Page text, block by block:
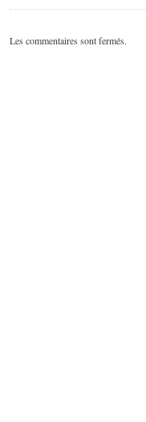
Les commentaires sont fermés.